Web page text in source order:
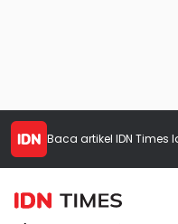
Baca artikel IDN Times